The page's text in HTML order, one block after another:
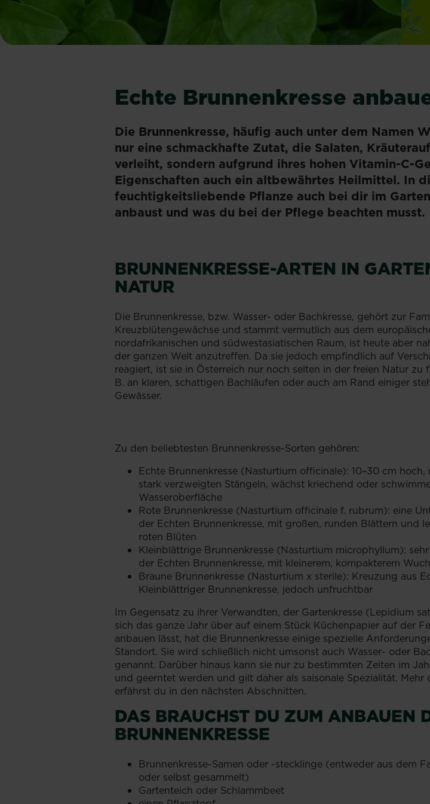
Echte Brunnenkresse
Die Brunnenkresse, häufig auch unter dem Namen
nur eine schmackhafte Zutat, die Salaten,
verleiht, sondern aufgrund ihres hohen Vitamin-C-
Eigenschaften auch ein altbewährtes Heilmittel. In
feuchtigkeitsliebende Pflanze auch bei dir im
anbaust und was du bei der Pflege beachten musst.
BRUNNENKRESSE-ARTEN IN
NATUR
Die Brunnenkresse, bzw. Wasser- oder Bachkresse, gehört zur
Kreuzblütengewächse und stammt vermutlich aus dem
nordafrikanischen und südwestasiatischen Raum, ist heute aber
der ganzen Welt anzutreffen. Da sie jedoch empfindlich auf
reagiert, ist sie in Österreich nur noch selten in der freien Natur zu
B. an klaren, schattigen Bachläufen oder auch am Rand einiger
Gewässer.
Zu den beliebtesten Brunnenkresse-Sorten gehören:
Echte Brunnenkresse (Nasturtium officinale): 10–30 cm hoch,
stark verzweigten Stängeln, wächst kriechend oder
Wasseroberfläche
Rote Brunnenkresse (Nasturtium officinale f. rubrum): eine
der Echten Brunnenkresse, mit großen, runden Blättern und
roten Blüten
Kleinblättrige Brunnenkresse (Nasturtium microphyllum):
der Echten Brunnenkresse, mit kleinerem, kompakterem
Braune Brunnenkresse (Nasturtium x sterile): Kreuzung aus
Kleinblättriger Brunnenkresse, jedoch unfruchtbar
Im Gegensatz zu ihrer Verwandten, der Gartenkresse (Lepidium
sich das ganze Jahr über auf einem Stück Küchenpapier auf der
anbauen lässt, hat die Brunnenkresse einige spezielle
Standort. Sie wird schließlich nicht umsonst auch Wasser- oder
genannt. Darüber hinaus kann sie nur zu bestimmten Zeiten im
und geerntet werden und gilt daher als saisonale Spezialität. Mehr
erfährst du in den nächsten Abschnitten.
DAS BRAUCHST DU ZUM ANBAUEN
BRUNNENKRESSE
Brunnenkresse-Samen oder -stecklinge (entweder aus dem
oder selbst gesammelt)
Gartenteich oder Schlammbeet